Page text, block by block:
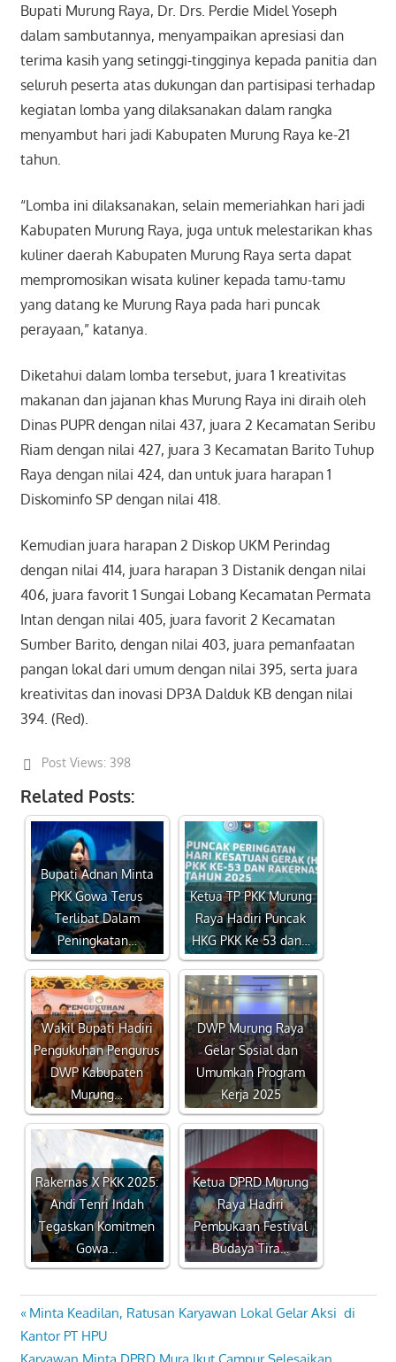
Bupati Murung Raya, Dr. Drs. Perdie Midel Yoseph
dalam sambutannya, menyampaikan apresiasi dan
terima kasih yang setinggi-tingginya kepada panitia dan
seluruh peserta atas dukungan dan partisipasi terhadap
kegiatan lomba yang dilaksanakan dalam rangka
menyambut hari jadi Kabupaten Murung Raya ke-21
tahun.
“Lomba ini dilaksanakan, selain memeriahkan hari jadi
Kabupaten Murung Raya, juga untuk melestarikan khas
kuliner daerah Kabupaten Murung Raya serta dapat
mempromosikan wisata kuliner kepada tamu-tamu
yang datang ke Murung Raya pada hari puncak
perayaan,” katanya.
Diketahui dalam lomba tersebut, juara 1 kreativitas
makanan dan jajanan khas Murung Raya ini diraih oleh
Dinas PUPR dengan nilai 437, juara 2 Kecamatan Seribu
Riam dengan nilai 427, juara 3 Kecamatan Barito Tuhup
Raya dengan nilai 424, dan untuk juara harapan 1
Diskominfo SP dengan nilai 418.
Kemudian juara harapan 2 Diskop UKM Perindag
dengan nilai 414, juara harapan 3 Distanik dengan nilai
406, juara favorit 1 Sungai Lobang Kecamatan Permata
Intan dengan nilai 405, juara favorit 2 Kecamatan
Sumber Barito, dengan nilai 403, juara pemanfaatan
pangan lokal dari umum dengan nilai 395, serta juara
kreativitas dan inovasi DP3A Dalduk KB dengan nilai
394. (Red).
Post Views: 398
Related Posts:
Bupati Adnan Minta
PKK Gowa Terus
Terlibat Dalam
Peningkatan…
Ketua TP PKK Murung
Raya Hadiri Puncak
HKG PKK Ke 53 dan…
Wakil Bupati Hadiri
Pengukuhan Pengurus
DWP Kabupaten
Murung…
DWP Murung Raya
Gelar Sosial dan
Umumkan Program
Kerja 2025
Rakernas X PKK 2025:
Andi Tenri Indah
Tegaskan Komitmen
Gowa…
Ketua DPRD Murung
Raya Hadiri
Pembukaan Festival
Budaya Tira…
Navigasi
pos
Previous
Post:
Minta Keadilan, Ratusan Karyawan Lokal Gelar Aksi di
Kantor PT HPU
Next